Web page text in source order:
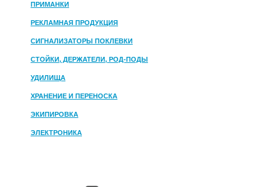
ПРИМАНКИ
РЕКЛАМНАЯ ПРОДУКЦИЯ
СИГНАЛИЗАТОРЫ ПОКЛЕВКИ
СТОЙКИ, ДЕРЖАТЕЛИ, РОД-ПОДЫ
УДИЛИЩА
ХРАНЕНИЕ И ПЕРЕНОСКА
ЭКИПИРОВКА
ЭЛЕКТРОНИКА